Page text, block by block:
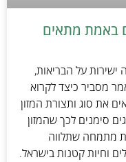
באמת מתאים
על הבריאות,
מסביר כיצד לקרוא
את סוג ותצורת המזון
סימנים לכך שהמזון
מתמחה שתלווה
וחיות קטנות בישראל.